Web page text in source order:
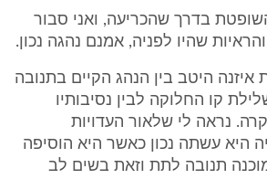
בדרך שהכריעה, ואני סבור
שהיו לפניה, אמנם נהגה נכון.
היטב בין הנהג הקיים בתנובה
קו החלוקה לבין נסיבותיו
נראה לי שלאור העדויות
היא עשתה נכון כאשר היא הוסיפה
תנובה לתת וזאת בשים לב